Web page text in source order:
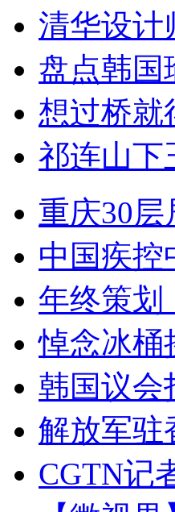
清华设计
盘点韩国
想过桥就
祁连山下
重庆30
中国疾控
年终策划
悼念冰桶
韩国议会
解放军驻
CGTN记